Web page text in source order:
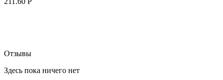
Отзывы
Здесь пока ничего нет